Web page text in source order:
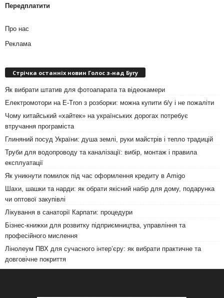
Передплатити
Про нас
Реклама
Стрічка останніх новин Голос з-над Бугу
Як вибрати штатив для фотоапарата та відеокамери
Електромотори на E-Tron з розборки: можна купити б/у і не пожаліти
Чому китайський «хайтек» на українських дорогах потребує
втручання програміста
Глиняний посуд України: душа землі, руки майстрів і тепло традицій
Труби для водопроводу та каналізації: вибір, монтаж і правила
експлуатації
Як уникнути помилок під час оформлення кредиту в Amigo
Шахи, шашки та нарди: як обрати якісний набір для дому, подарунка
чи оптової закупівлі
Лікування в санаторії Карпати: процедури
Бізнес-книжки для розвитку підприємництва, управління та
професійного мислення
Лінолеум ПВХ для сучасного інтер’єру: як вибрати практичне та
довговічне покриття